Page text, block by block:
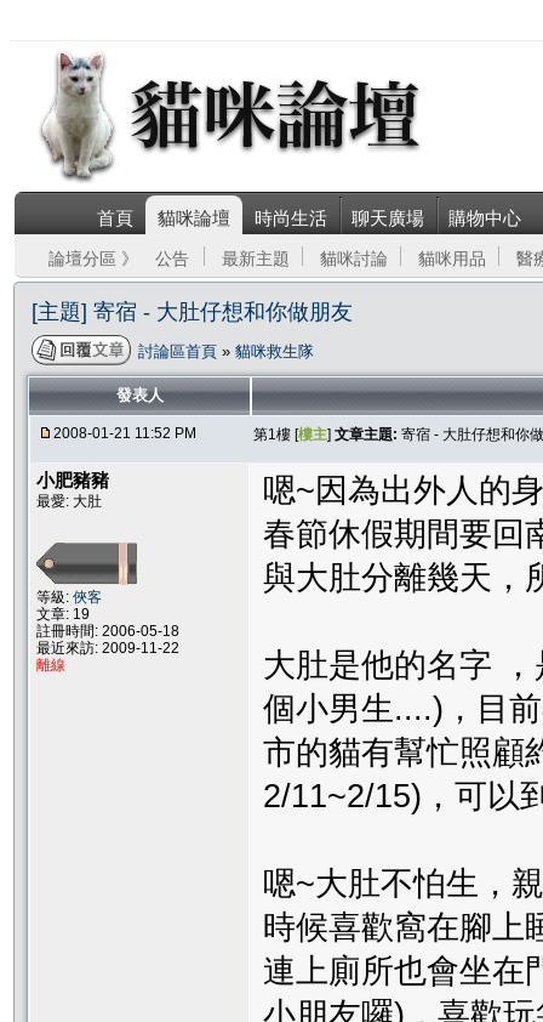
首頁 貓咪論壇 時尚生活 聊天廣場 購物中心
論壇分區 》 公告 最新主題 貓咪討論 貓咪用品 醫
[主題] 寄宿 - 大肚仔想和你做朋友
討論區首頁 » 貓咪救生隊
發表人
2008-01-21 11:52 PM 第1樓 [樓主] 文章主題: 寄宿 - 大肚仔想和你
小肥豬豬
最愛: 大肚
等級: 俠客
文章: 19
註冊時間: 2006-05-18
最近來訪: 2009-11-22
離線
嗯~因為出外人的
春節休假期間要回
與大肚分離幾天，
大肚是他的名字
個小男生....)，目
市的貓有幫忙照顧
2/11~2/15)，可以
嗯~大肚不怕生，
時候喜歡窩在腳上
連上廁所也會坐在
小朋友囉)，喜歡